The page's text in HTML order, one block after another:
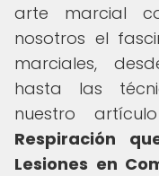
arte marcial
nosotros el
marciales,
hasta las
nuestro
Respiración
Lesiones en